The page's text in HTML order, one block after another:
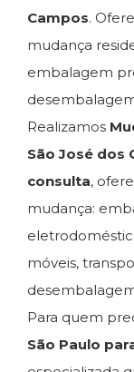
Campos.
mudança
embalagem
Realizamos
São José dos
consulta,
mudança:
móveis,
Para quem
São Paulo